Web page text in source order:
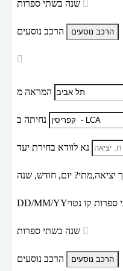
הרכב נוסעים
המראה מ
נחיתה ב
נא לוודא בחירת יעד
יציאה,מתי? יום, חודש, שנה
DD/MM/YYספרות קו נטוי
הרכב נוסעים